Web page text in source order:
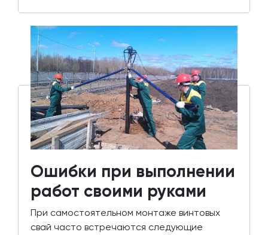
Ошибки при выполнении
работ своими руками
При самостоятельном монтаже винтовых
свай часто встречаются следующие